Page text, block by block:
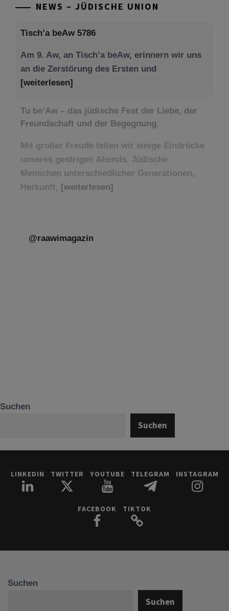
NEWS – JÜDISCHE UNION
Tisch’a beAw 5786
Am 9. Aw, an Tisch’a beAw, erinnern wir uns
an die Zerstörung des Ersten und
[weiterlesen]
Tu be’Aw – das jüdische Fest der Liebe, der
Freundschaft und der Begegnung.
Mit großer Freude teilen wir einige Eindrücke
unseres gestrigen Abends. Jüdische
Menschen unterschiedlicher Generationen,
Herkunft, [weiterlesen]
@raawimagazin
Suchen
Suchen
LINKEDIN TWITTER YOUTUBE TELEGRAM INSTAGRAM
FACEBOOK TIKTOK
Suchen
Suchen